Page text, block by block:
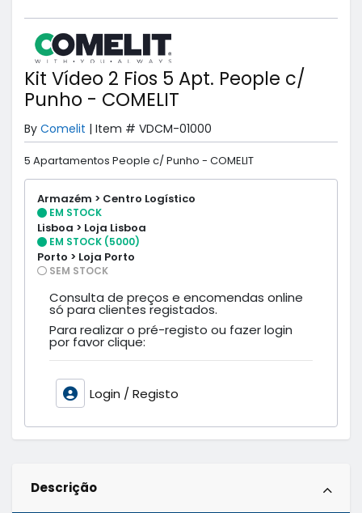
Kit Vídeo 2 Fios 5 Apt. People c/
Punho - COMELIT
By Comelit | Item # VDCM-01000
5 Apartamentos People c/ Punho - COMELIT
Armazém > Centro Logístico
EM STOCK
Lisboa > Loja Lisboa
EM STOCK (5000)
Porto > Loja Porto
SEM STOCK
Consulta de preços e encomendas online
só para clientes registados.
Para realizar o pré-registo ou fazer login
por favor clique:
Login / Registo
Descrição